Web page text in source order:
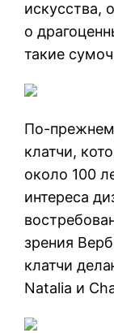
искусства,
о
такие
По-
клатчи,
около 100
интереса
зрения
клатчи
Natalia и